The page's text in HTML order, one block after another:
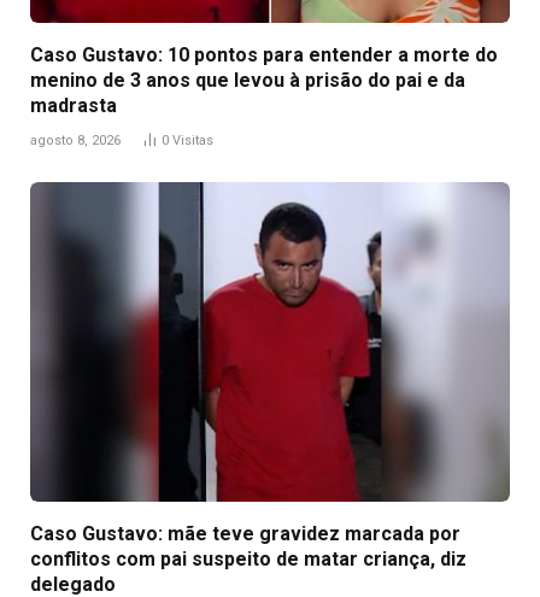
Caso Gustavo: 10 pontos para entender a morte do
menino de 3 anos que levou à prisão do pai e da
madrasta
agosto 8, 2026 0 Visitas
Caso Gustavo: mãe teve gravidez marcada por
conflitos com pai suspeito de matar criança, diz
delegado